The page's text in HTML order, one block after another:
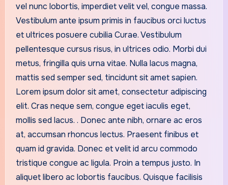
vel nunc lobortis, imperdiet velit vel, congue massa.
Vestibulum ante ipsum primis in faucibus orci luctus
et ultrices posuere cubilia Curae. Vestibulum
pellentesque cursus risus, in ultrices odio. Morbi dui
metus, fringilla quis urna vitae. Nulla lacus magna,
mattis sed semper sed, tincidunt sit amet sapien.
Lorem ipsum dolor sit amet, consectetur adipiscing
elit. Cras neque sem, congue eget iaculis eget,
mollis sed lacus. . Donec ante nibh, ornare ac eros
at, accumsan rhoncus lectus. Praesent finibus et
quam id gravida. Donec et velit id arcu commodo
tristique congue ac ligula. Proin a tempus justo. In
aliquet libero ac lobortis faucibus. Quisque facilisis